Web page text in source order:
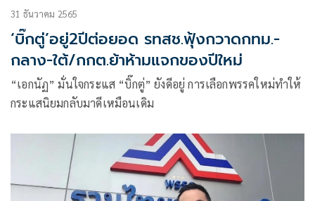
31 ธันวาคม 2565
‘บิ๊กตู่’อยู่2ปีต่อยอด รทสช.ฟุ้งกวาดกทม.-
กลาง-ใต้/กกต.ย้าห้ามแจกของปีใหม่
“เอกนัฏ” มั่นใจกระแส “บิ๊กตู่” ยังดีอยู่ การเลือกพรรคใหม่ทำให้
กระแสนิยมกลับมาดีเหมือนเดิม